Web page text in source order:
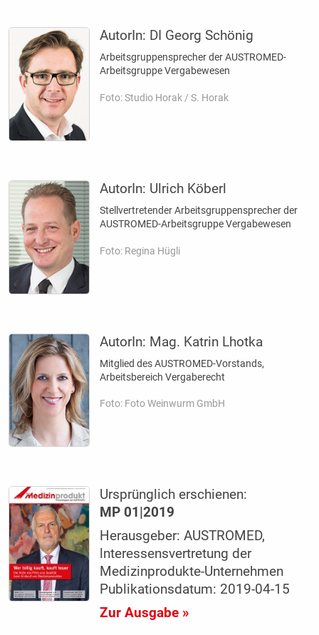
AutorIn: DI Georg Schönig
Arbeitsgruppensprecher der AUSTROMED-
Arbeitsgruppe Vergabewesen
Foto: Studio Horak / S. Horak
AutorIn: Ulrich Köberl
Stellvertretender Arbeitsgruppensprecher der
AUSTROMED-Arbeitsgruppe Vergabewesen
Foto: Regina Hügli
AutorIn: Mag. Katrin Lhotka
Mitglied des AUSTROMED-Vorstands,
Arbeitsbereich Vergaberecht
Foto: Foto Weinwurm GmbH
Ursprünglich erschienen:
MP 01|2019
Herausgeber: AUSTROMED,
lnteressensvertretung der
Medizinprodukte-Unternehmen
Publikationsdatum: 2019-04-15
Zur Ausgabe »